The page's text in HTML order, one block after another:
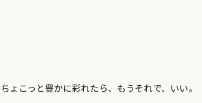
こっと豊かに彩れたら、もうそれで、いい。